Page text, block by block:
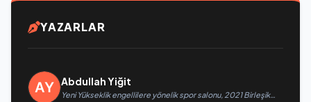
YAZARLAR
Abdullah Yiğit
Yeni Yükseklik engellilere yönelik spor salonu, 2021 Birleşik